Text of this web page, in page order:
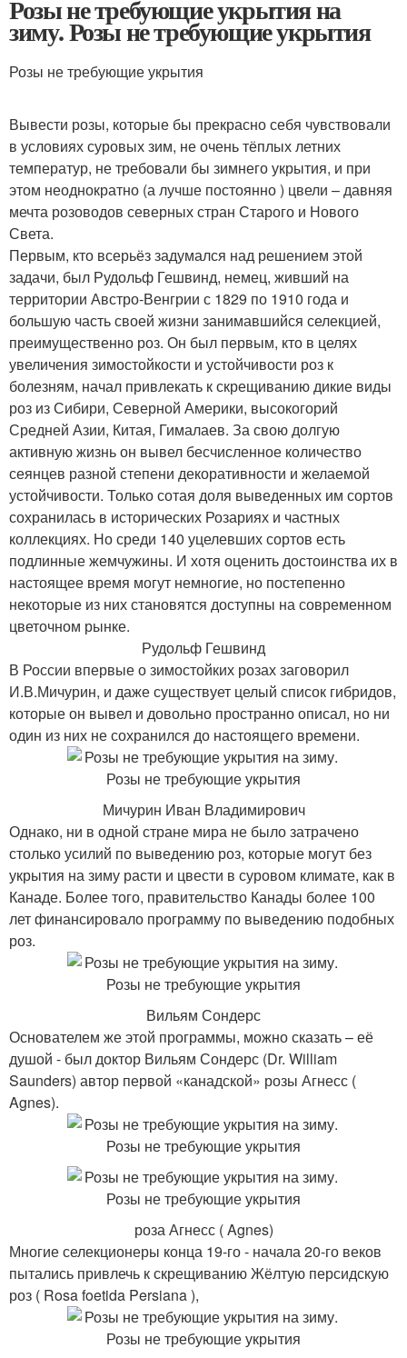
Розы не требующие укрытия на
зиму. Розы не требующие укрытия
Розы не требующие укрытия
Вывести розы, которые бы прекрасно себя чувствовали
в условиях суровых зим, не очень тёплых летних
температур, не требовали бы зимнего укрытия, и при
этом неоднократно (а лучше постоянно ) цвели – давняя
мечта розоводов северных стран Старого и Нового
Света.
Первым, кто всерьёз задумался над решением этой
задачи, был Рудольф Гешвинд, немец, живший на
территории Австро-Венгрии с 1829 по 1910 года и
большую часть своей жизни занимавшийся селекцией,
преимущественно роз. Он был первым, кто в целях
увеличения зимостойкости и устойчивости роз к
болезням, начал привлекать к скрещиванию дикие виды
роз из Сибири, Северной Америки, высокогорий
Средней Азии, Китая, Гималаев. За свою долгую
активную жизнь он вывел бесчисленное количество
сеянцев разной степени декоративности и желаемой
устойчивости. Только сотая доля выведенных им сортов
сохранилась в исторических Розариях и частных
коллекциях. Но среди 140 уцелевших сортов есть
подлинные жемчужины. И хотя оценить достоинства их в
настоящее время могут немногие, но постепенно
некоторые из них становятся доступны на современном
цветочном рынке.
Рудольф Гешвинд
В России впервые о зимостойких розах заговорил
И.В.Мичурин, и даже существует целый список гибридов,
которые он вывел и довольно пространно описал, но ни
один из них не сохранился до настоящего времени.
Мичурин Иван Владимирович
Однако, ни в одной стране мира не было затрачено
столько усилий по выведению роз, которые могут без
укрытия на зиму расти и цвести в суровом климате, как в
Канаде. Более того, правительство Канады более 100
лет финансировало программу по выведению подобных
роз.
Вильям Сондерс
Основателем же этой программы, можно сказать – её
душой - был доктор Вильям Сондерс (Dr. William
Saunders) автор первой «канадской» розы Агнесс (
Agnes).
роза Агнесс ( Agnes)
Многие селекционеры конца 19-го - начала 20-го веков
пытались привлечь к скрещиванию Жёлтую персидскую
роз ( Rosa foetida Persiana ),